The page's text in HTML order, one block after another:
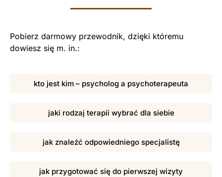
Pobierz darmowy przewodnik, dzięki któremu
dowiesz się m. in.:
kto jest kim – psycholog a psychoterapeuta
jaki rodzaj terapii wybrać dla siebie
jak znaleźć odpowiedniego specjalistę
jak przygotować się do pierwszej wizyty